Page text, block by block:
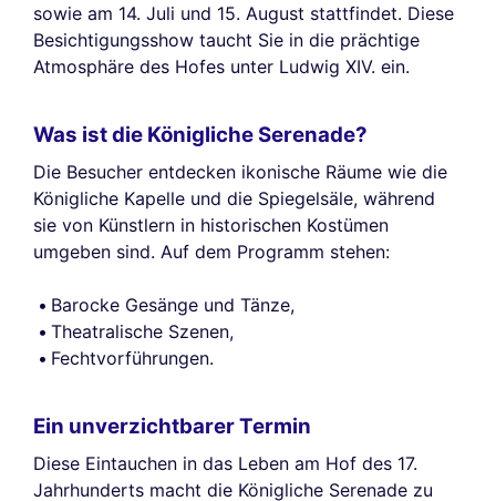
sowie am 14. Juli und 15. August stattfindet. Diese
Besichtigungsshow taucht Sie in die prächtige
Atmosphäre des Hofes unter Ludwig XIV. ein.
Was ist die Königliche Serenade?
Die Besucher entdecken ikonische Räume wie die
Königliche Kapelle und die Spiegelsäle, während
sie von Künstlern in historischen Kostümen
umgeben sind. Auf dem Programm stehen:
Barocke Gesänge und Tänze,
Theatralische Szenen,
Fechtvorführungen.
Ein unverzichtbarer Termin
Diese Eintauchen in das Leben am Hof des 17.
Jahrhunderts macht die Königliche Serenade zu